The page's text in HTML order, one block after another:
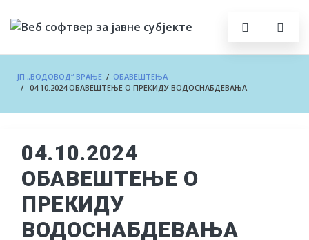
ЈП „ВОДОВОД“ ВРАЊЕ / ОБАВЕШТЕЊА
/ 04.10.2024 ОБАВЕШТЕЊЕ О ПРЕКИДУ ВОДОСНАБДЕВАЊА
04.10.2024
ОБАВЕШТЕЊЕ О
ПРЕКИДУ
ВОДОСНАБДЕВАЊА